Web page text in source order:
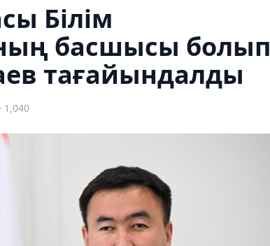
Білім
басшысы болып
тағайындалды
1,040